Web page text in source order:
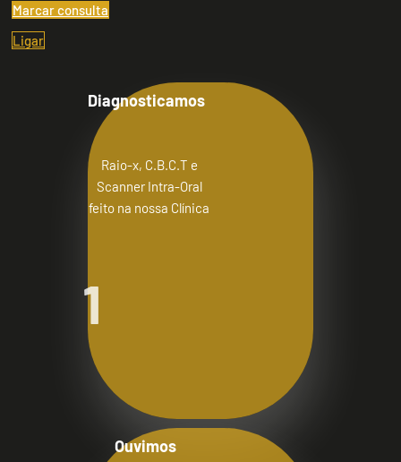
Marcar consulta
Ligar
Diagnosticamos
Raio-x, C.B.C.T e
Scanner Intra-Oral
feito na nossa Clínica
1
Ouvimos